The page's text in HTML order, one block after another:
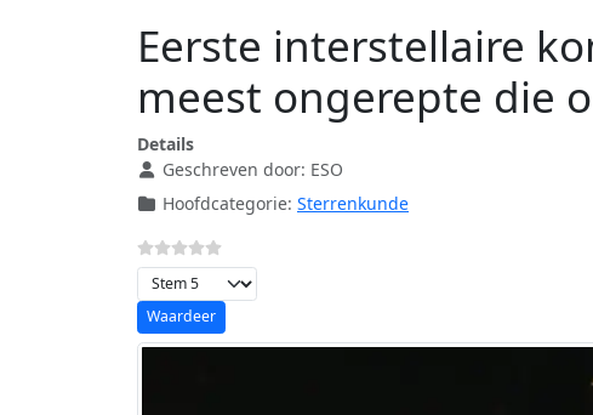
Eerste interstellaire
meest ongerepte die
Details
Geschreven door: ESO
Hoofdcategorie: Sterrenkunde
Voeg waardering toe